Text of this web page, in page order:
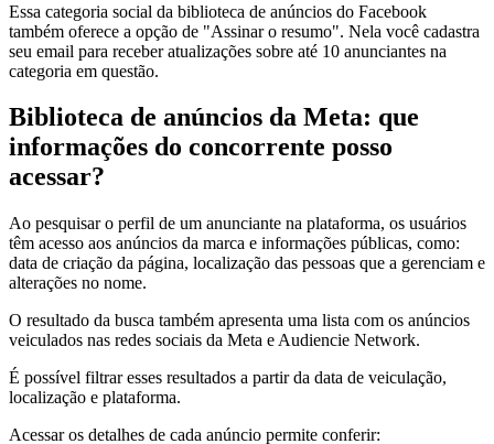
Essa categoria social da biblioteca de anúncios do Facebook
também oferece a opção de "Assinar o resumo". Nela você cadastra
seu email para receber atualizações sobre até 10 anunciantes na
categoria em questão.
Biblioteca de anúncios da Meta: que
informações do concorrente posso
acessar?
Ao pesquisar o perfil de um anunciante na plataforma, os usuários
têm acesso aos anúncios da marca e informações públicas, como:
data de criação da página, localização das pessoas que a gerenciam e
alterações no nome.
O resultado da busca também apresenta uma lista com os anúncios
veiculados nas redes sociais da Meta e Audiencie Network.
É possível filtrar esses resultados a partir da data de veiculação,
localização e plataforma.
Acessar os detalhes de cada anúncio permite conferir: